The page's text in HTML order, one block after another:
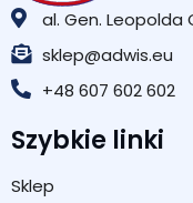
al. Gen. Leopolda
sklep@adwis.eu
+48 607 602 602
Szybkie linki
Sklep